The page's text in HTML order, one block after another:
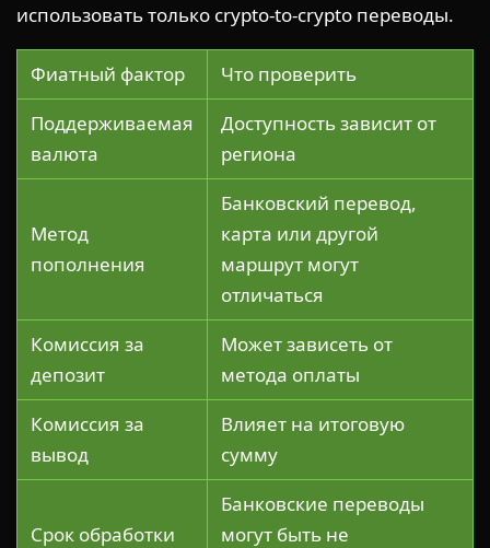
использовать только crypto-to-crypto переводы.
Фиатный фактор
Что проверить
Поддерживаемая
валюта
Доступность зависит от
региона
Метод
пополнения
Банковский перевод,
карта или другой
маршрут могут
отличаться
Комиссия за
депозит
Может зависеть от
метода оплаты
Комиссия за
вывод
Влияет на итоговую
сумму
Срок обработки
Банковские переводы
могут быть не